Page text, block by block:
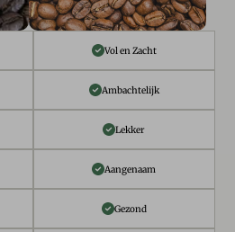
Vol en Zacht
Ambachtelijk
Lekker
Aangenaam
Gezond